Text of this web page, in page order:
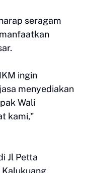
seragam
ingin
menyediakan
Wali
kami,"
Jl Petta